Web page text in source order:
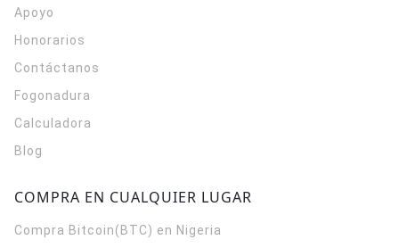
Apoyo
Honorarios
Contáctanos
Fogonadura
Calculadora
Blog
COMPRA EN CUALQUIER LUGAR
Compra Bitcoin(BTC) en Nigeria